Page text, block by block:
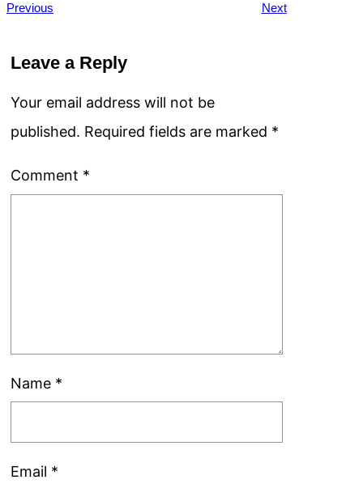
Previous Next
Leave a Reply
Your email address will not be
published. Required fields are marked *
Comment *
Name *
Email *